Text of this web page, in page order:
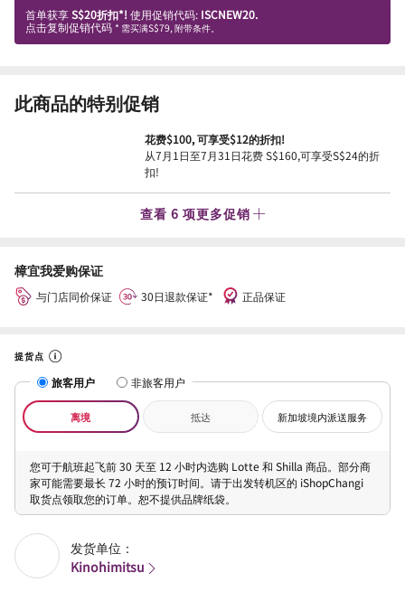
首单获享S$20折扣*! 使用促销代码: ISCNEW20.
点击复制促销代码 * 需买满S$79, 附带条件。
此商品的特别促销
花费$100, 可享受$12的折扣!
从7月1日至7月31日花费 S$160,可享受S$24的折
扣!
查看 6 项更多促销
樟宜我爱购保证
与门店同价保证 30日退款保证* 正品保证
提货点
旅客用户 非旅客用户
离境 抵达 新加坡境内派送服务
您可于航班起飞前 30 天至 12 小时内选购 Lotte 和 Shilla 商品。部分商
家可能需要最长 72 小时的预订时间。请于出发转机区的 iShopChangi
取货点领取您的订单。恕不提供品牌纸袋。
发货单位：
Kinohimitsu